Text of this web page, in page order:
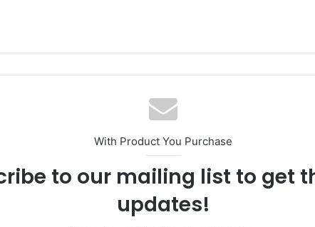
With Product You Purchase
to our mailing list to get
updates!